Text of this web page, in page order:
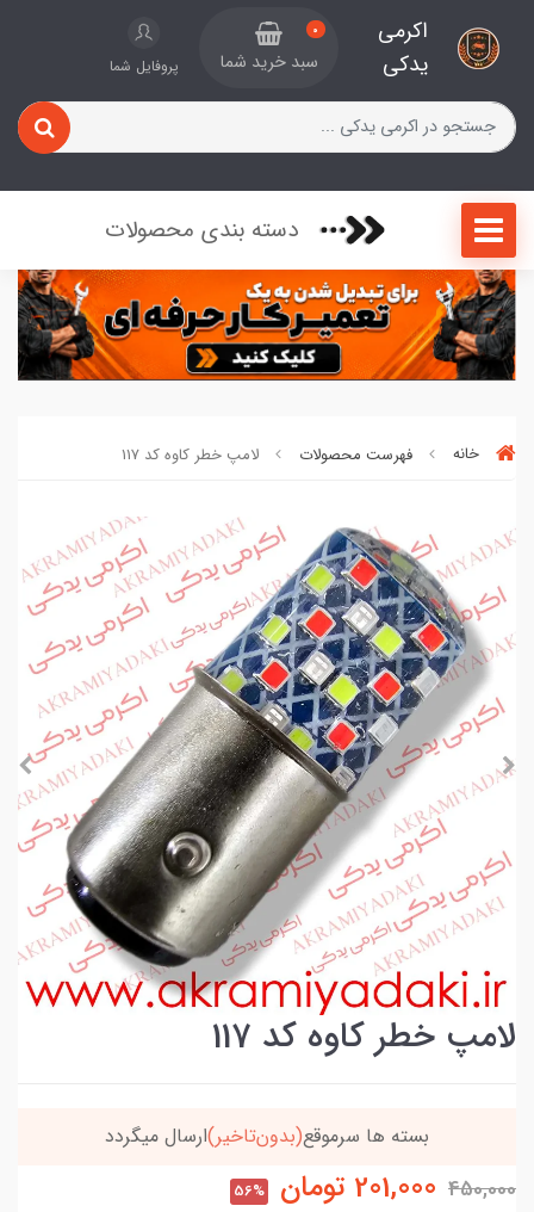
اکرمی
یدکی
0
سبد خرید شما پروفایل شما
دسته بندی محصولات
خانه فهرست محصولات لامپ خطر کاوه کد 117
لامپ خطر کاوه کد 117
بسته ها سرموقع(بدون‌تاخیر)ارسال میگردد
450,000
201,000 تومان 56%